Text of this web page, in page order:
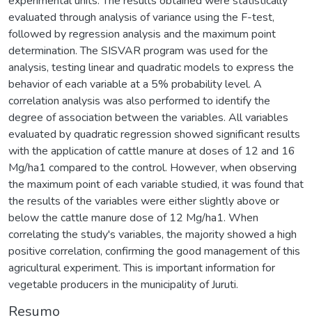
evaluated through analysis of variance using the F-test,
followed by regression analysis and the maximum point
determination. The SISVAR program was used for the
analysis, testing linear and quadratic models to express the
behavior of each variable at a 5% probability level. A
correlation analysis was also performed to identify the
degree of association between the variables. All variables
evaluated by quadratic regression showed significant results
with the application of cattle manure at doses of 12 and 16
Mg/ha1 compared to the control. However, when observing
the maximum point of each variable studied, it was found that
the results of the variables were either slightly above or
below the cattle manure dose of 12 Mg/ha1. When
correlating the study's variables, the majority showed a high
positive correlation, confirming the good management of this
agricultural experiment. This is important information for
vegetable producers in the municipality of Juruti.
Resumo